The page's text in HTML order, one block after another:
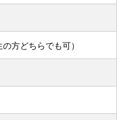
方どちらでも可）